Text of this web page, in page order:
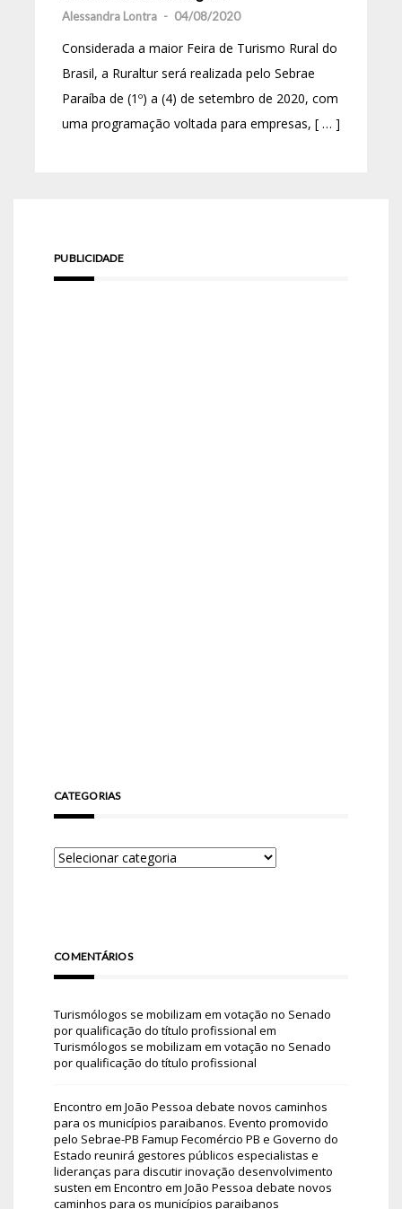
Alessandra Lontra - 04/08/2020
Considerada a maior Feira de Turismo Rural do
Brasil, a Ruraltur será realizada pelo Sebrae
Paraíba de (1º) a (4) de setembro de 2020, com
uma programação voltada para empresas, [ … ]
PUBLICIDADE
CATEGORIAS
COMENTÁRIOS
Turismólogos se mobilizam em votação no Senado
por qualificação do título profissional em
Turismólogos se mobilizam em votação no Senado
por qualificação do título profissional
Encontro em João Pessoa debate novos caminhos
para os municípios paraibanos. Evento promovido
pelo Sebrae-PB Famup Fecomércio PB e Governo do
Estado reunirá gestores públicos especialistas e
lideranças para discutir inovação desenvolvimento
susten em Encontro em João Pessoa debate novos
caminhos para os municípios paraibanos